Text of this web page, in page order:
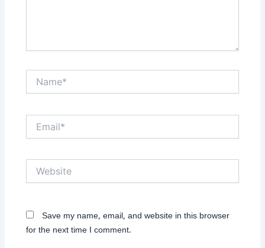
Save my name, email, and website in this browser
for the next time I comment.